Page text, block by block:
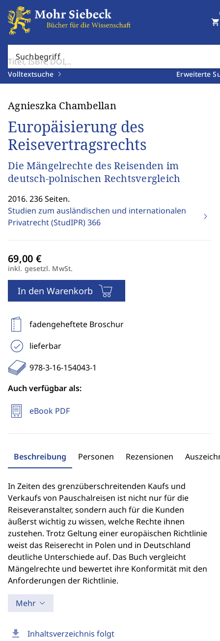
Suchbegriff
Volltextsuche Erweiterte
shopping_cart
download Inhaltsverzeichnis folgt
Agnieszka Chambellan
Europäisierung des
Reisevertragsrechts
Die Mängelrechte des Reisenden im
deutsch-polnischen Rechtsvergleich
2016. 236 Seiten.
Studien zum ausländischen und internationalen
Privatrecht (StudIPR)366
inkl. gesetzl. MwSt.
In den Warenkorb
fadengeheftete Broschur
lieferbar
978-3-16-154043-1
Auch verfügbar als:
eBook PDF
Beschreibung Personen Rezensionen
In Zeiten des grenzüberschreitenden Kaufs und
Verkaufs von Pauschalreisen ist nicht nur für die
Reiseveranstalter, sondern auch für die Kunden
äußerst wichtig zu wissen, welche Rechte ihnen
zustehen. Trotz Geltung einer europäischen Richtlinie
weist das Reiserecht in Polen und in Deutschland
deutliche Unterschiede auf. Das Buch vergleicht
Mängelrechte und bewertet ihre Konformität mit den
Anforderungen der Richtlinie.
Mehr